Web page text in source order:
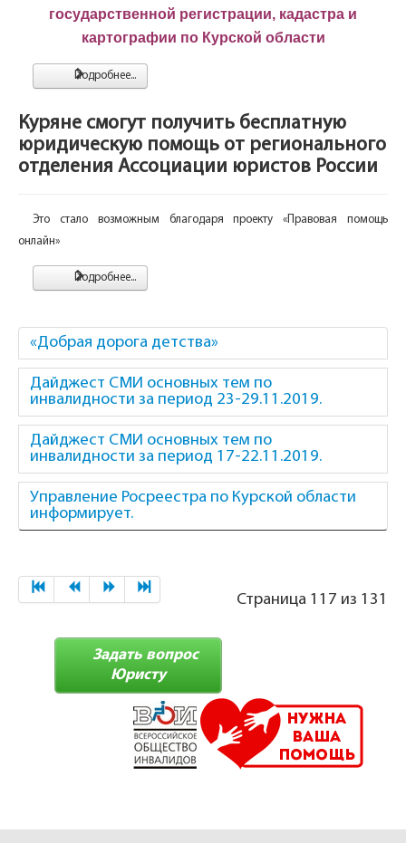
государственной регистрации, кадастра и
картографии по Курской области
Подробнее...
Куряне смогут получить бесплатную
юридическую помощь от регионального
отделения Ассоциации юристов России
Это стало возможным благодаря проекту «Правовая помощь
онлайн»
Подробнее...
«Добрая дорога детства»
Дайджест СМИ основных тем по
инвалидности за период 23-29.11.2019.
Дайджест СМИ основных тем по
инвалидности за период 17-22.11.2019.
Управление Росреестра по Курской области
информирует.
Страница 117 из 131
Задать вопрос
Юристу